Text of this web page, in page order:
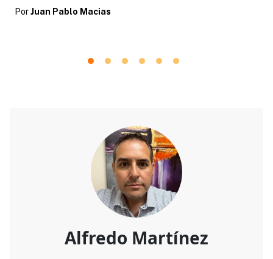
Por Juan Pablo Macias
Alfredo Martínez